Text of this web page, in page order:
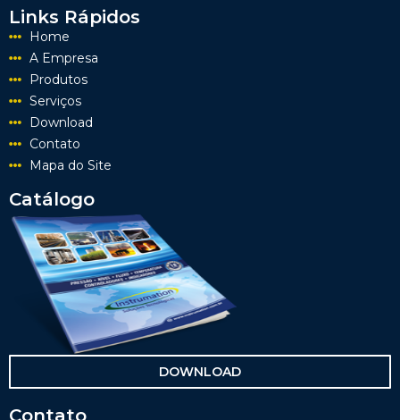
Links Rápidos
Home
A Empresa
Produtos
Serviços
Download
Contato
Mapa do Site
Catálogo
DOWNLOAD
Contato